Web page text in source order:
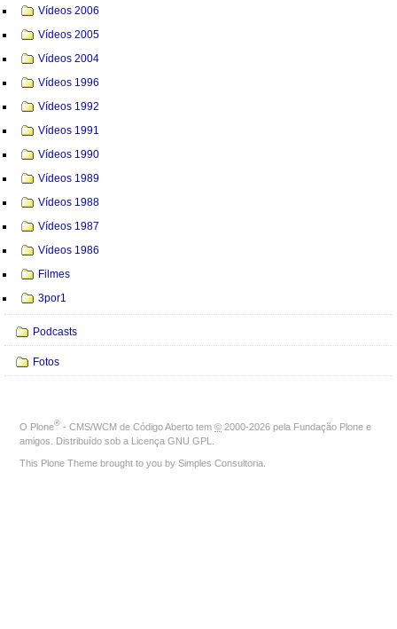
Vídeos 2006
Vídeos 2005
Vídeos 2004
Vídeos 1996
Vídeos 1992
Vídeos 1991
Vídeos 1990
Vídeos 1989
Vídeos 1988
Vídeos 1987
Vídeos 1986
Filmes
3por1
Podcasts
Fotos
O Plone® - CMS/WCM de Código Aberto tem © 2000-2026 pela Fundação Plone e
amigos. Distribuído sob a Licença GNU GPL
This Plone Theme brought to you by Simples Consultoria